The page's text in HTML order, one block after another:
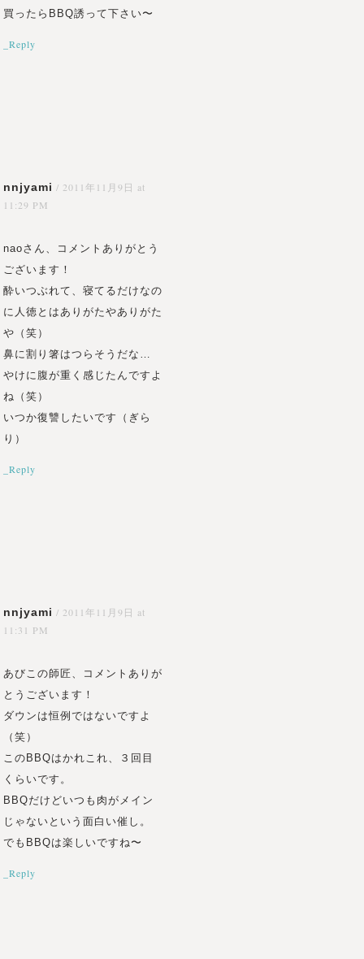
買ったらBBQ誘って下さい〜
_Reply
nnjyami / 2011年11月9日 at
11:29 PM
naoさん、コメントありがとう
ございます！
酔いつぶれて、寝てるだけなの
に人徳とはありがたやありがた
や（笑）
鼻に割り箸はつらそうだな…
やけに腹が重く感じたんですよ
ね（笑）
いつか復讐したいです（ぎら
り）
_Reply
nnjyami / 2011年11月9日 at
11:31 PM
あびこの師匠、コメントありが
とうございます！
ダウンは恒例ではないですよ
（笑）
このBBQはかれこれ、３回目
くらいです。
BBQだけどいつも肉がメイン
じゃないという面白い催し。
でもBBQは楽しいですね〜
_Reply